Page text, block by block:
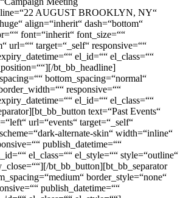
top_spacing=““ bottom_spacing=“normal“ border_style=“none“ border_width=““ responsive=““ publish_datetime=““ expiry_datetime=““ el_id=““ el_class=““ el_style=““][/bt_bb_separator][/bt_bb_content_slider_item][bt_bb_content_slider_item image=““ background_overlay=““ image_size=“full“ responsive=““ publish_datetime=““ expiry_datetime=““ el_id=““ el_class=““ el_style=““][bt_bb_masonry_image_grid img_base_size=“large“ lightbox_img_base_size=“full“ images=“1195″ columns=“1″ gap=“no_gap“ format=““ no_lightbox=““ responsive=““ publish_datetime=““ expiry_datetime=““ el_id=““ el_class=““ el_style=““ image_style=“border“][/bt_bb_masonry_image_grid][bt_bb_separator top_spacing=““ bottom_spacing=“normal“ border_style=“none“ border_width=““ responsive=““ publish_datetime=““ expiry_datetime=““ el_id=““ el_class=““ el_style=““][/bt_bb_separator][/bt_bb_content_slider_item][bt_bb_content_slider_item image=““ background_overlay=““ image_size=“full“ responsive=““ publish_datetime=““ expiry_datetime=““ el_id=““ el_class=““ el_style=““][bt_bb_masonry_image_grid img_base_size=“large“ lightbox_img_base_size=“full“ images=“1193″ columns=“1″ gap=“no_gap“ format=““ no_lightbox=““ responsive=““ publish_datetime=““ expiry_datetime=““ el_id=““ el_class=““ el_style=““ image_style=“border“][/bt_bb_masonry_image_grid][bt_bb_separator top_spacing=““ bottom_spacing=“normal“ border_style=“none“ border_width=““ responsive=““ publish_datetime=““ expiry_datetime=““ el_id=““ el_class=““ el_style=““][/bt_bb_separator][/bt_bb_content_slider_item][bt_bb_content_slider_item image=““ background_overlay=““ image_size=“full“ responsive=““ publish_datetime=““ expiry_datetime=““ el_id=““ el_class=““ el_style=““][bt_bb_masonry_image_grid img_base_size=“large“ lightbox_img_base_size=“full“ images=“1196″ columns=“1″ gap=“no_gap“ format=““ no_lightbox=““ responsive=““ publish_datetime=““ expiry_datetime=““ el_id=““ el_class=““ el_style=““ image_style=“border“][/bt_bb_masonry_image_grid][bt_bb_separator top_spacing=““ bottom_spacing=“normal“ border_style=“none“ border_width=““ responsive=““ publish_datetime=““ expiry_datetime=““ el_id=““ el_class=““ el_style=““][/bt_bb_separator][/bt_bb_content_slider_item][bt_bb_content_slider_item image=““ background_overlay=““ image_size=“full“ responsive=““ publish_datetime=““ expiry_datetime=““ el_id=““ el_class=““ el_style=““][bt_bb_masonry_image_grid img_base_size=“large“ lightbox_img_base_size=“full“ images=“1192″ columns=“1″ gap=“no_gap“ format=““ no_lightbox=““ responsive=““ publish_datetime=““ expiry_datetime=““ el_id=““ el_class=““ el_style=““ image_style=“border“][/bt_bb_masonry_image_grid][bt_bb_separator top_spacing=““ bottom_spacing=“normal“ border_style=“none“ border_width=““ responsive=““ publish_datetime=““ expiry_datetime=““ el_id=““ el_class=““ el_style=““][/bt_bb_separator][/bt_bb_content_slider_item][/bt_bb_content_slider][/bt_bb_column][/bt_bb_row][/bt_bb_section][bt_bb_section layout=“boxed_1000″ top_spacing=“50″ bottom_spacing=“50″ full_screen=““ vertical_align=“top“ color_scheme=“dark-accent-skin“ style=““ background_color=““ background_image=““ background_overlay=““ parallax=““ parallax_offset=““ background_video_yt=““ yt_video_settings=““ background_video_mp4=““ background_video_ogg=““ background_video_webm=““ responsive=““ publish_datetime=““ expiry_datetime=““ el_id=““ el_class=““ el_style=““ negative_margin=““ lazy_load=“no“][bt_bb_row column_gap=“0″ responsive=“hidden_xs hidden_ms“ publish_datetime=““ expiry_datetime=““ el_id=““ el_class=““ el_style=““ negative_margin=““ shadow=““ layout=““ shape=““ border=““ inner_border=““ background_color=““ color_scheme=““][bt_bb_column width=“3/4″ align=“left“ vertical_align=“middle“ animation=“fade_in“ padding=“normal“ color_scheme=““ shadow=““ accent_border=““ top_border=““ bottom_border=““ left_border=““ right_border=““ triangle=““ background_image=““ inner_background_image=““ background_color=““ inner_background_color=““ opacity=““ responsive=““ publish_datetime=““ expiry_datetime=““ el_id=““ el_class=““ el_style=““][bt_bb_headline font_subset=“latin,latin-ext“ superheadline=““ headline=“Would you like to become one of our donors?“ subheadline=““ html_tag=“h3″ size=“normal“ align=“inherit“ dash=“none“ color_scheme=““ color=““ font=“inherit“ font_size=““ url=““ target=“_self“ responsive=““ publish_datetime=““ expiry_datetime=““ el_id=““ el_class=““ el_style=““ font_weight=““ image=““ font_style=““][/bt_bb_headline][/bt_bb_column][bt_bb_column width=“1/4″ align=“left“ vertical_align=“top“ animation=“fade_in“ padding=“normal“ color_scheme=““ shadow=““ accent_border=““ top_border=““ bottom_border=““ left_border=““ right_border=““ triangle=““ background_image=““ inner_background_image=““ background_color=““ inner_background_color=““ opacity=““ responsive=““ publish_datetime=““ expiry_datetime=““ el_id=““ el_class=““ el_style=““ lazy_load=“no“ shape=“inherit“][bt_bb_button text=“5$ Donation“ icon=““ icon_position=“left“ url=“contact“ target=“_self“ align=“inherit“ color_scheme=“dark-alternate-skin“ width=“inline“ shape=“rounded“ responsive=““ publish_datetime=““ expiry_datetime=““ el_id=““ el_class=““ el_style=““ style=“filled“ size=“normal“ overlay_close=““][/bt_bb_button][/bt_bb_column][/bt_bb_row][bt_bb_row column_gap=““ responsive=“hidden_sm hidden_md hidden_lg“ publish_datetime=““ expiry_datetime=““ el_id=““ el_class=““ el_style=““ negative_margin=““ shadow=““ layout=““ shape=““ border=““ inner_border=““ background_color=““ color_scheme=““][bt_bb_column width=“1/1″ align=“center“ vertical_align=“middle“ animation=“fade_in“ padding=“normal“ color_scheme=““ shadow=““ accent_border=““ top_border=““ bottom_border=““ left_border=““ right_border=““ triangle=““ background_image=““ inner_background_image=““ background_color=““ inner_background_color=““ opacity=““ responsive=““ publish_datetime=““ expiry_datetime=““ el_id=““ el_class=““ el_style=““ lazy_load=“no“ shape=“inherit“][bt_bb_headline font_subset=“latin,latin-ext“ superheadline=““ headline=“Would you like to become one of our donors?“ subheadline=““ html_tag=“h3″ size=“normal“ align=“inherit“ dash=“none“ color_scheme=““ color=““ font=“inherit“ font_size=““ url=““ target=“_self“ responsive=““ publish_datetime=““ expiry_datetime=““ el_id=““ el_class=““ el_style=““ font_weight=““ image=““ font_style=““][/bt_bb_headline][bt_bb